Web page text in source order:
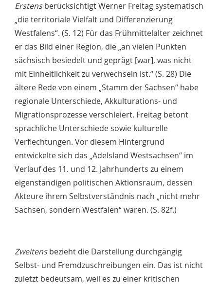
Erstensberücksichtigt Werner Freitag systematisch
„die territoriale Vielfalt und Differenzierung
Westfalens“. (S. 12) Für das Frühmittelalter zeichnet
er das Bild einer Region, die „an vielen Punkten
sächsisch besiedelt und geprägt [war], was nicht
mit Einheitlichkeit zu verwechseln ist.“ (S. 28) Die
ältere Rede von einem „Stamm der Sachsen“ habe
regionale Unterschiede, Akkulturations- und
Migrationsprozesse verschleiert. Freitag betont
sprachliche Unterschiede sowie kulturelle
Verflechtungen. Vor diesem Hintergrund
entwickelte sich das „Adelsland Westsachsen“ im
Verlauf des 11. und 12. Jahrhunderts zu einem
eigenständigen politischen Aktionsraum, dessen
Akteure ihrem Selbstverständnis nach „nicht mehr
Sachsen, sondern Westfalen“ waren. (S. 82f.)
Zweitensbezieht die Darstellung durchgängig
Selbst- und Fremdzuschreibungen ein. Das ist nicht
zuletzt bedeutsam, weil es zu einer kritischen